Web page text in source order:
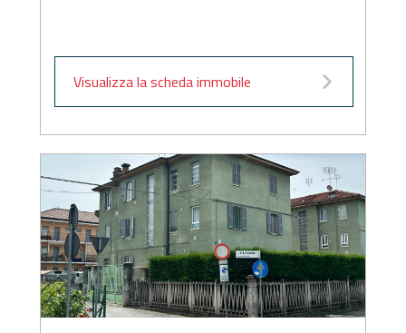
Visualizza la scheda immobile